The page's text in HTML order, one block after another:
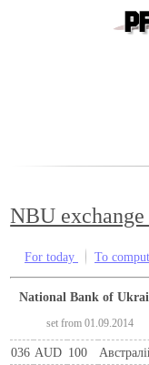
NBU
For today To
National Bank of
set from 01.09.2014
036 AUD 100